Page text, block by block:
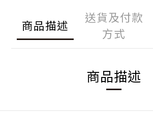
商品描述
送貨及付款
方式
商品描述